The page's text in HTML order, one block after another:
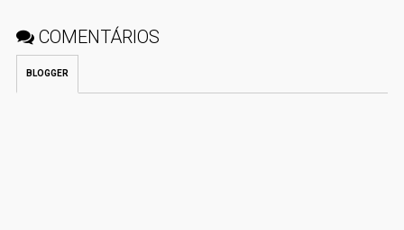
COMENTÁRIOS
BLOGGER